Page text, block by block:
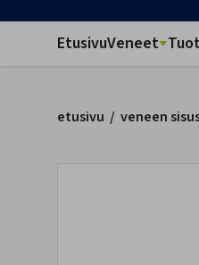
EtusivuVeneet
etusivu / veneen